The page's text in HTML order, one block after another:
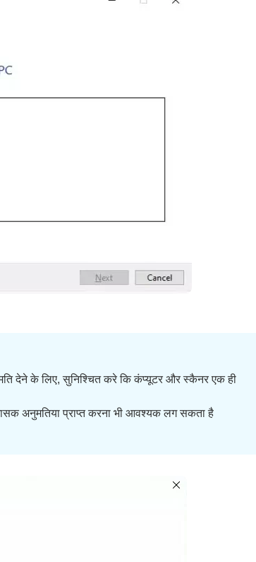
देने के लिए, सुनिश्चित करे कि कंप्यूटर और स्कैनर एक ही
अनुमतिया प्राप्त करना भी आवश्यक लग सकता है